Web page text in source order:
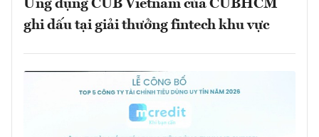
Ứng dụng CUB Vietnam của CUBHCM
ghi dấu tại giải thưởng fintech khu vực